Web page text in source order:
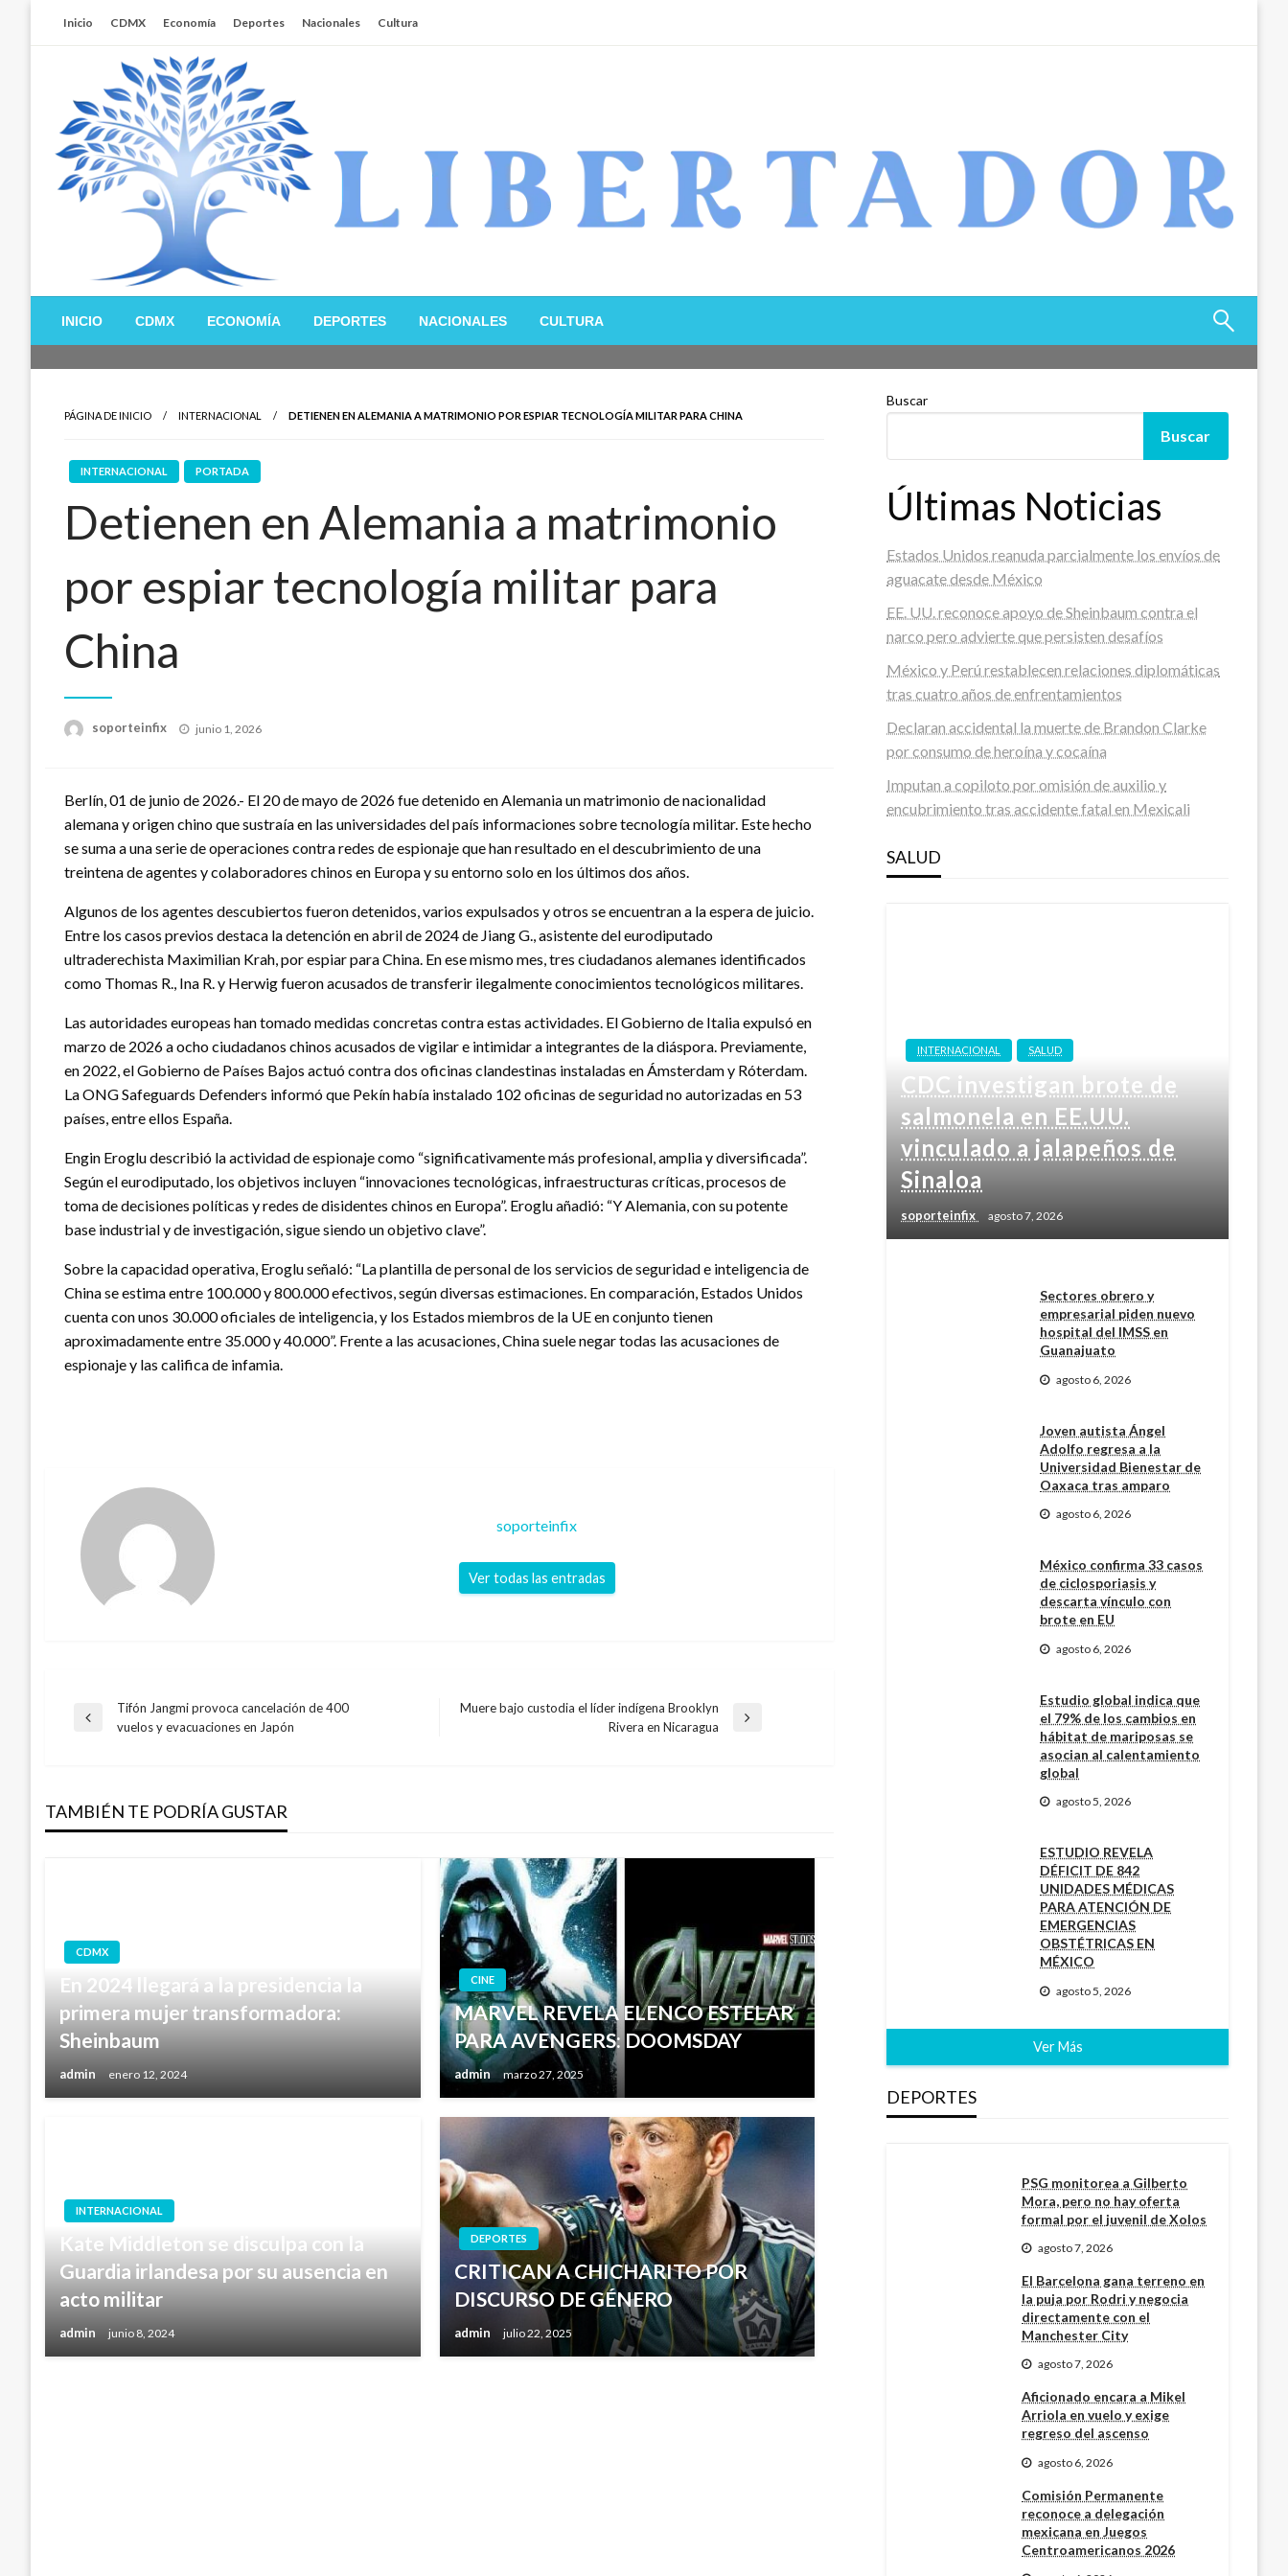
Inicio CDMX Economía Deportes Nacionales Cultura
Libertador MX
INICIO CDMX ECONOMÍA DEPORTES NACIONALES CULTURA
PÁGINA DE INICIO INTERNACIONAL DETIENEN EN ALEMANIA A MATRIMONIO POR ESPIAR TECNOLOGÍA MILITAR PARA CHINA
INTERNACIONAL PORTADA
Detienen en Alemania a matrimonio
por espiar tecnología militar para
China
soporteinfix
Publicado
junio 1, 2026
Berlín, 01 de junio de 2026.- El 20 de mayo de 2026 fue detenido en Alemania un matrimonio de nacionalidad
alemana y origen chino que sustraía en las universidades del país informaciones sobre tecnología militar. Este hecho
se suma a una serie de operaciones contra redes de espionaje que han resultado en el descubrimiento de una
treintena de agentes y colaboradores chinos en Europa y su entorno solo en los últimos dos años.
Algunos de los agentes descubiertos fueron detenidos, varios expulsados y otros se encuentran a la espera de juicio.
Entre los casos previos destaca la detención en abril de 2024 de Jiang G., asistente del eurodiputado
ultraderechista Maximilian Krah, por espiar para China. En ese mismo mes, tres ciudadanos alemanes identificados
como Thomas R., Ina R. y Herwig fueron acusados de transferir ilegalmente conocimientos tecnológicos militares.
Las autoridades europeas han tomado medidas concretas contra estas actividades. El Gobierno de Italia expulsó en
marzo de 2026 a ocho ciudadanos chinos acusados de vigilar e intimidar a integrantes de la diáspora. Previamente,
en 2022, el Gobierno de Países Bajos actuó contra dos oficinas clandestinas instaladas en Ámsterdam y Róterdam.
La ONG Safeguards Defenders informó que Pekín había instalado 102 oficinas de seguridad no autorizadas en 53
países, entre ellos España.
Engin Eroglu describió la actividad de espionaje como “significativamente más profesional, amplia y diversificada”.
Según el eurodiputado, los objetivos incluyen “innovaciones tecnológicas, infraestructuras críticas, procesos de
toma de decisiones políticas y redes de disidentes chinos en Europa”. Eroglu añadió: “Y Alemania, con su potente
base industrial y de investigación, sigue siendo un objetivo clave”.
Sobre la capacidad operativa, Eroglu señaló: “La plantilla de personal de los servicios de seguridad e inteligencia de
China se estima entre 100.000 y 800.000 efectivos, según diversas estimaciones. En comparación, Estados Unidos
cuenta con unos 30.000 oficiales de inteligencia, y los Estados miembros de la UE en conjunto tienen
aproximadamente entre 35.000 y 40.000”. Frente a las acusaciones, China suele negar todas las acusaciones de
espionaje y las califica de infamia.
soporteinfix
Ver todas las entradas
Navegación
entradas
Entrada
Tifón Jangmi provoca cancelación de 400
vuelos y evacuaciones en Japón
Muere bajo custodia el líder indígena Brooklyn
Rivera en Nicaragua
TAMBIÉN TE PODRÍA GUSTAR
CDMX
En 2024 llegará a la presidencia la
primera mujer transformadora:
Sheinbaum
admin enero 12, 2024
CINE
MARVEL REVELA ELENCO ESTELAR
PARA AVENGERS: DOOMSDAY
admin marzo 27, 2025
INTERNACIONAL
Kate Middleton se disculpa con la
Guardia irlandesa por su ausencia en
acto militar
admin junio 8, 2024
DEPORTES
CRITICAN A CHICHARITO POR
DISCURSO DE GÉNERO
admin julio 22, 2025
Buscar
Buscar
Últimas Noticias
Estados Unidos reanuda parcialmente los envíos de
aguacate desde México
EE. UU. reconoce apoyo de Sheinbaum contra el
narco pero advierte que persisten desafíos
México y Perú restablecen relaciones diplomáticas
tras cuatro años de enfrentamientos
Declaran accidental la muerte de Brandon Clarke
por consumo de heroína y cocaína
Imputan a copiloto por omisión de auxilio y
encubrimiento tras accidente fatal en Mexicali
SALUD
INTERNACIONAL SALUD
CDC investigan brote de
salmonela en EE.UU.
vinculado a jalapeños de
Sinaloa
soporteinfix agosto 7, 2026
Sectores obrero y
empresarial piden nuevo
hospital del IMSS en
Guanajuato
agosto 6, 2026
Joven autista Ángel
Adolfo regresa a la
Universidad Bienestar de
Oaxaca tras amparo
agosto 6, 2026
México confirma 33 casos
de ciclosporiasis y
descarta vínculo con
brote en EU
agosto 6, 2026
Estudio global indica que
el 79% de los cambios en
hábitat de mariposas se
asocian al calentamiento
global
agosto 5, 2026
ESTUDIO REVELA
DÉFICIT DE 842
UNIDADES MÉDICAS
PARA ATENCIÓN DE
EMERGENCIAS
OBSTÉTRICAS EN
MÉXICO
agosto 5, 2026
Ver Más
DEPORTES
PSG monitorea a Gilberto
Mora, pero no hay oferta
formal por el juvenil de Xolos
agosto 7, 2026
El Barcelona gana terreno en
la puja por Rodri y negocia
directamente con el
Manchester City
agosto 7, 2026
Aficionado encara a Mikel
Arriola en vuelo y exige
regreso del ascenso
agosto 6, 2026
Comisión Permanente
reconoce a delegación
mexicana en Juegos
Centroamericanos 2026